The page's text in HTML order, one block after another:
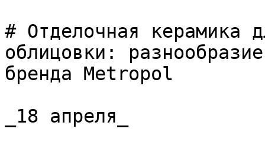
# Отделочная керамика
облицовки:
бренда Metropol
_18 апреля_